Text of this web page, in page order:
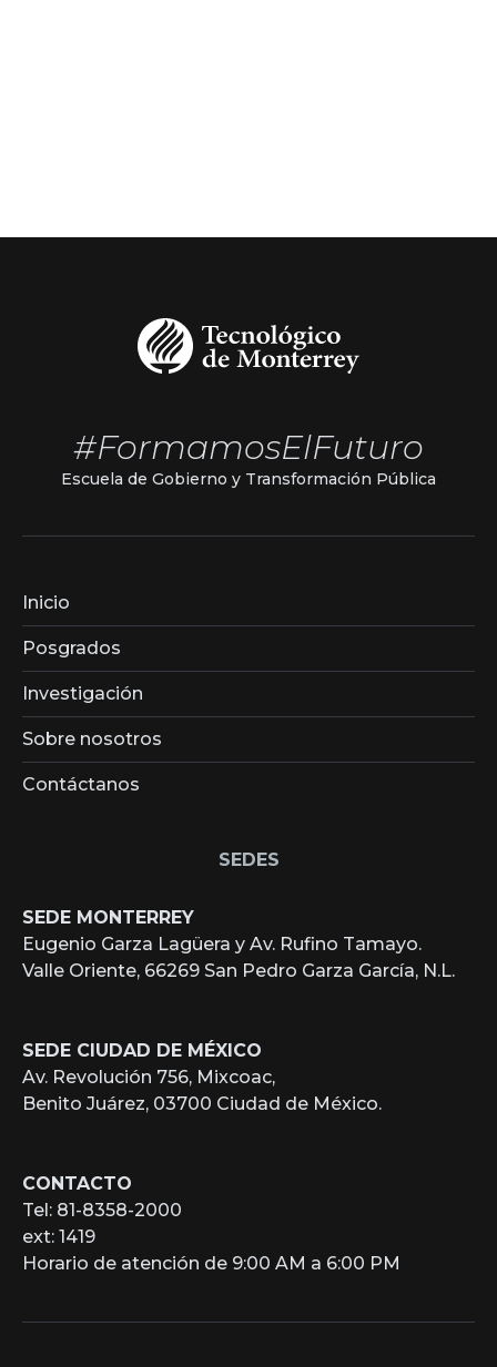
#FormamosElFuturo
Escuela de Gobierno y Transformación Pública
Inicio
Posgrados
Investigación
Sobre nosotros
Contáctanos
SEDES
SEDE MONTERREY
Eugenio Garza Lagüera y Av. Rufino Tamayo.
Valle Oriente, 66269 San Pedro Garza García, N.L.
SEDE CIUDAD DE MÉXICO
Av. Revolución 756, Mixcoac,
Benito Juárez, 03700 Ciudad de México.
CONTACTO
Tel: 81-8358-2000
ext: 1419
Horario de atención de 9:00 AM a 6:00 PM